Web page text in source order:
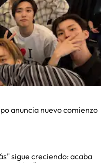
anuncia nuevo comienzo
sigue creciendo: acaba